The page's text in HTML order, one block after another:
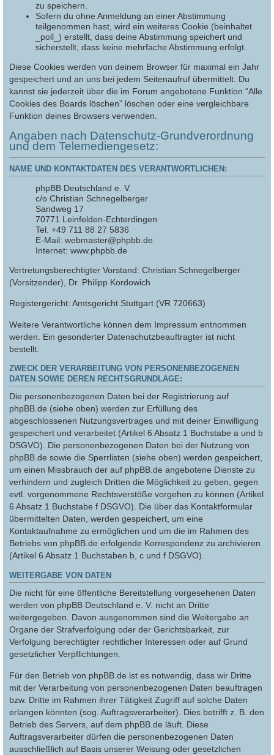
zu speichern.
Sofern du ohne Anmeldung an einer Abstimmung
teilgenommen hast, wird ein weiteres Cookie (beinhaltet
_poll_) erstellt, dass deine Abstimmung speichert und
sicherstellt, dass keine mehrfache Abstimmung erfolgt.
Diese Cookies werden von deinem Browser für maximal ein Jahr
gespeichert und an uns bei jedem Seitenaufruf übermittelt. Du
kannst sie jederzeit über die im Forum angebotene Funktion “Alle
Cookies des Boards löschen” löschen oder eine vergleichbare
Funktion deines Browsers verwenden.
Angaben nach Datenschutz-Grundverordnung
und dem Telemediengesetz:
NAME UND KONTAKTDATEN DES VERANTWORTLICHEN:
phpBB Deutschland e. V.
c/o Christian Schnegelberger
Sandweg 17
70771 Leinfelden-Echterdingen
Tel. +49 711 88 27 5836
E-Mail: webmaster@phpbb.de
Internet: www.phpbb.de
Vertretungsberechtigter Vorstand: Christian Schnegelberger
(Vorsitzender), Dr. Philipp Kordowich
Registergericht: Amtsgericht Stuttgart (VR 720663)
Weitere Verantwortliche können dem Impressum entnommen
werden. Ein gesonderter Datenschutzbeauftragter ist nicht
bestellt.
ZWECK DER VERARBEITUNG VON PERSONENBEZOGENEN
DATEN SOWIE DEREN RECHTSGRUNDLAGE:
Die personenbezogenen Daten bei der Registrierung auf
phpBB.de (siehe oben) werden zur Erfüllung des
abgeschlossenen Nutzungsvertrages und mit deiner Einwilligung
gespeichert und verarbeitet (Artikel 6 Absatz 1 Buchstabe a und b
DSGVO). Die personenbezogenen Daten bei der Nutzung von
phpBB.de sowie die Sperrlisten (siehe oben) werden gespeichert,
um einen Missbrauch der auf phpBB.de angebotene Dienste zu
verhindern und zugleich Dritten die Möglichkeit zu geben, gegen
evtl. vorgenommene Rechtsverstöße vorgehen zu können (Artikel
6 Absatz 1 Buchstabe f DSGVO). Die über das Kontaktformular
übermittelten Daten, werden gespeichert, um eine
Kontaktaufnahme zu ermöglichen und um die im Rahmen des
Betriebs von phpBB.de erfolgende Korrespondenz zu archivieren
(Artikel 6 Absatz 1 Buchstaben b, c und f DSGVO).
WEITERGABE VON DATEN
Die nicht für eine öffentliche Bereitstellung vorgesehenen Daten
werden von phpBB Deutschland e. V. nicht an Dritte
weitergegeben. Davon ausgenommen sind die Weitergabe an
Organe der Strafverfolgung oder der Gerichtsbarkeit, zur
Verfolgung berechtigter rechtlicher Interessen oder auf Grund
gesetzlicher Verpflichtungen.
Für den Betrieb von phpBB.de ist es notwendig, dass wir Dritte
mit der Verarbeitung von personenbezogenen Daten beauftragen
bzw. Dritte im Rahmen ihrer Tätigkeit Zugriff auf solche Daten
erlangen könnten (sog. Auftragsverarbeiter). Dies betrifft z. B. den
Betrieb des Servers, auf dem phpBB.de läuft. Diese
Auftragsverarbeiter dürfen die personenbezogenen Daten
ausschließlich auf Basis unserer Weisung oder gesetzlichen